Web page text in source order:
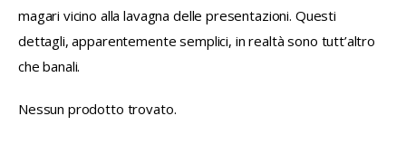
magari vicino alla lavagna delle presentazioni. Questi
dettagli, apparentemente semplici, in realtà sono tutt’altro
che banali.
Nessun prodotto trovato.